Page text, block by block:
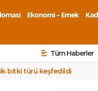
Ekonomi – Emek
Tüm Haberler
bitki türü keşfedildi